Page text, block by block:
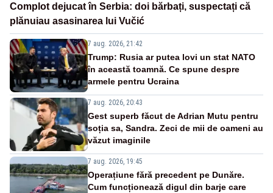
Complot dejucat în Serbia: doi bărbați, suspectați că
plănuiau asasinarea lui Vučić
7 aug. 2026, 21:42
Trump: Rusia ar putea lovi un stat NATO
în această toamnă. Ce spune despre
armele pentru Ucraina
7 aug. 2026, 20:43
Gest superb făcut de Adrian Mutu pentru
soția sa, Sandra. Zeci de mii de oameni au
văzut imaginile
7 aug. 2026, 19:45
Operațiune fără precedent pe Dunăre.
Cum funcționează digul din barje care